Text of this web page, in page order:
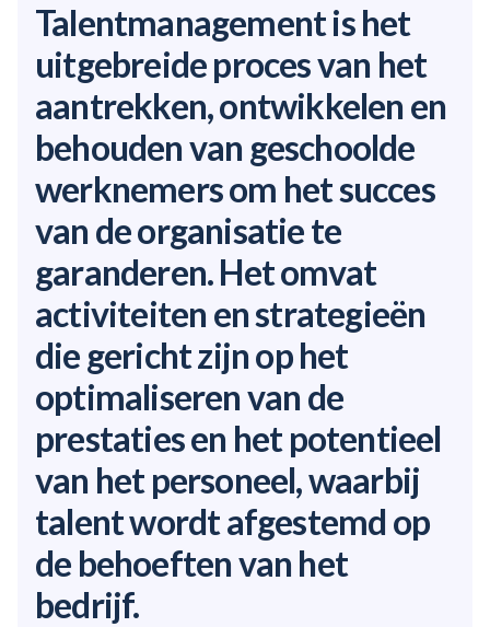
Talentmanagement is het
uitgebreide proces van het
aantrekken, ontwikkelen en
behouden van geschoolde
werknemers om het succes
van de organisatie te
garanderen. Het omvat
activiteiten en strategieën
die gericht zijn op het
optimaliseren van de
prestaties en het potentieel
van het personeel, waarbij
talent wordt afgestemd op
de behoeften van het
bedrijf.